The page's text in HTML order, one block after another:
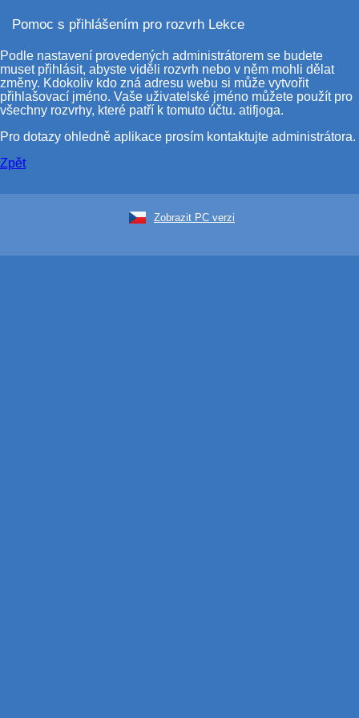
Pomoc s přihlášením pro rozvrh Lekce
Podle nastavení provedených administrátorem se budete
muset přihlásit, abyste viděli rozvrh nebo v něm mohli dělat
změny. Kdokoliv kdo zná adresu webu si může vytvořit
přihlašovací jméno. Vaše uživatelské jméno můžete použít pro
všechny rozvrhy, které patří k tomuto účtu. atifjoga.
Pro dotazy ohledně aplikace prosím kontaktujte administrátora.
Zpět
Zobrazit PC verzi